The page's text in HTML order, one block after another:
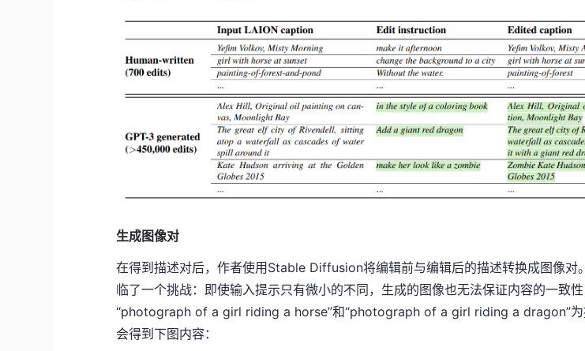
生成图像对
在得到描述对后，作者使用Stable Diffusion将编辑前与编辑后的描述转换成图像对
临了一个挑战：即使输入提示只有微小的不同，生成的图像也无法保证内容的一致
“photograph of a girl riding a horse”和“photograph of a girl riding a dragon”为
会得到下图内容：